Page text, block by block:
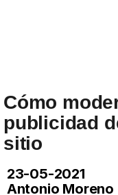
Cómo
publicidad
sitio
23-05-2021
Antonio Moreno